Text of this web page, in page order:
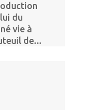
du
vie à
de...